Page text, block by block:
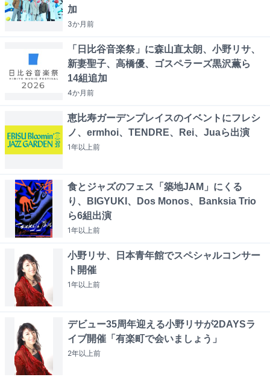
加
3か月前
「日比谷音楽祭」に森山直太朗、小野リサ、
新妻聖子、高橋優、ゴスペラーズ黒沢薫ら
14組追加
4か月前
恵比寿ガーデンプレイスのイベントにフレシ
ノ、ermhoi、TENDRE、Rei、Juaら出演
1年以上前
食とジャズのフェス「築地JAM」にくる
り、BIGYUKI、Dos Monos、Banksia Trio
ら6組出演
1年以上前
小野リサ、日本青年館でスペシャルコンサー
ト開催
1年以上前
デビュー35周年迎える小野リサが2DAYSラ
イブ開催「有楽町で会いましょう」
2年以上前